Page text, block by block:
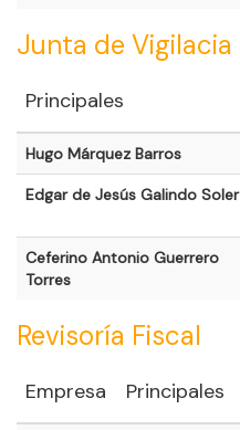
Junta de Vigilacia
Principales
Hugo Márquez Barros
Edgar de Jesús Galindo Soler
Ceferino Antonio Guerrero
Torres
Revisoría Fiscal
Empresa Principales